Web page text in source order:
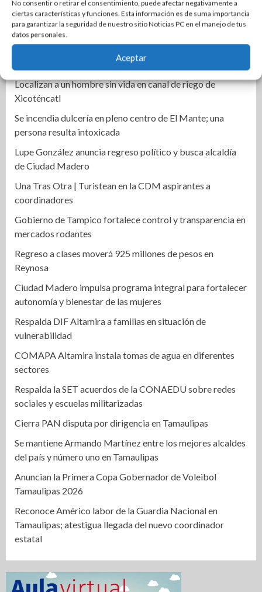
No consentir o retirar el consentimiento, puede afectar negativamente a
ciertas características y funciones. Esta información es de suma importancia
para garantizar la seguridad de nuestro sitio Noticias PC en el manejo de tus
datos personales.
Aceptar
Fortalece Armando Martínez infraestructura educativa en
Altamira
Localizan a un hombre sin vida en canal de riego de
Xicoténcatl
Se incendia dulcería en pleno centro de El Mante; una
persona resulta intoxicada
Lupe González anuncia regreso político y busca alcaldía
de Ciudad Madero
Una Tras Otra | Turistean en la CDM aspirantes a
coordinadores
Gobierno de Tampico fortalece control y transparencia en
mercados rodantes
Regreso a clases moverá 925 millones de pesos en
Reynosa
Ciudad Madero impulsa programa integral para fortalecer
autonomía y bienestar de las mujeres
Respalda DIF Altamira a familias en situación de
vulnerabilidad
COMAPA Altamira instala tomas de agua en diferentes
sectores
Respalda la SET acuerdos de la CONAEDU sobre redes
sociales y escuelas militarizadas
Cierra PAN disputa por dirigencia en Tamaulipas
Se mantiene Armando Martínez entre los mejores alcaldes
del país y número uno en Tamaulipas
Anuncian la Primera Copa Gobernador de Voleibol
Tamaulipas 2026
Reconoce Américo labor de la Guardia Nacional en
Tamaulipas; atestigua llegada del nuevo coordinador
estatal